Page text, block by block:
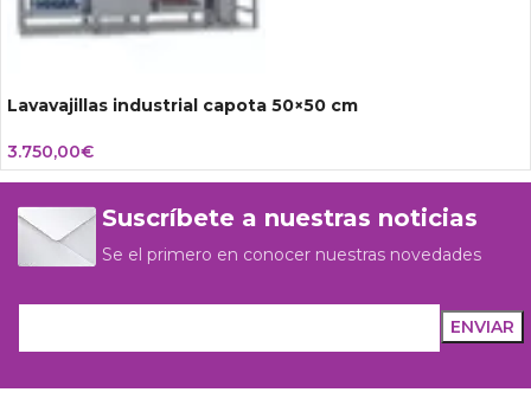
Lavavajillas industrial capota 50×50 cm
3.750,00€
Suscríbete a nuestras noticias
Se el primero en conocer nuestras novedades